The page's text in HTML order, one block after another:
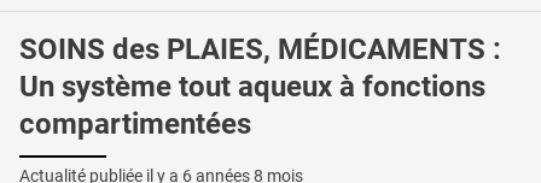
SOINS des PLAIES, MÉDICAMENTS :
Un système tout aqueux à fonctions
compartimentées
Actualité publiée il y a 6 années 8 mois